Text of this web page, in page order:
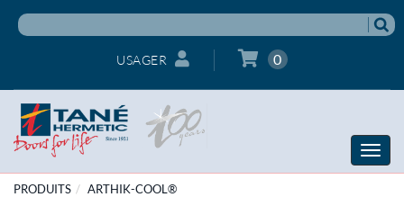
USAGER 0
Toggle
PRODUITS
ARTHIK-COOL®